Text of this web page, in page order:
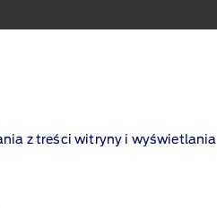
z treści witryny i wyświetlania